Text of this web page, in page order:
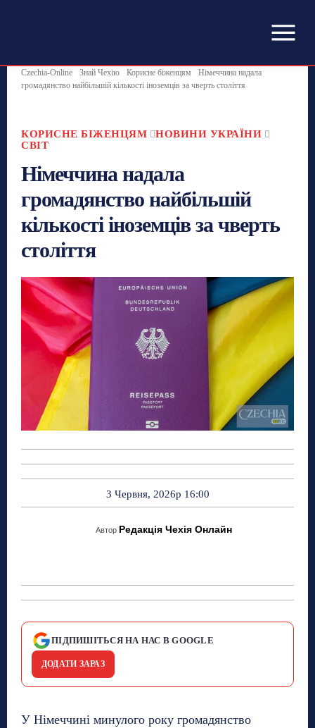
Czechia-Online Знай Чехію Корисне біженцям
Німеччина надала
громадянство найбільшій кількості іноземців за чверть століття
КОРИСНЕ БІЖЕНЦЯМ
НОВИНИ УКРАЇНИ
СВІТ
Німеччина надала
громадянство найбільшій
кількості іноземців за чверть
століття
3 Червня, 2026р 16:00
Автор Редакція Чехія Онлайн
ПІДПИШІТЬСЯ НА НАС В GOOGLE
ДОДАТИ ЗАРАЗ
У Німеччині минулого року громадянство